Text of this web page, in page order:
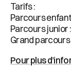
Tarifs :
Parcours
Parcours
Grand
Pour plus